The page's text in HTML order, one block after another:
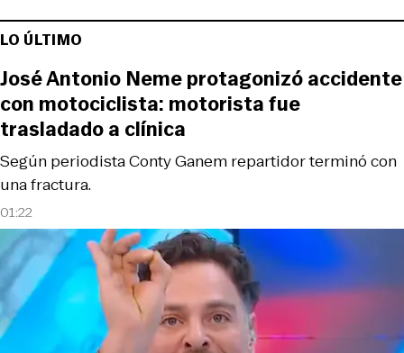
LO ÚLTIMO
01:22
Según periodista Conty Ganem repartidor terminó con
una fractura.
José Antonio Neme protagonizó accidente
con motociclista: motorista fue
trasladado a clínica